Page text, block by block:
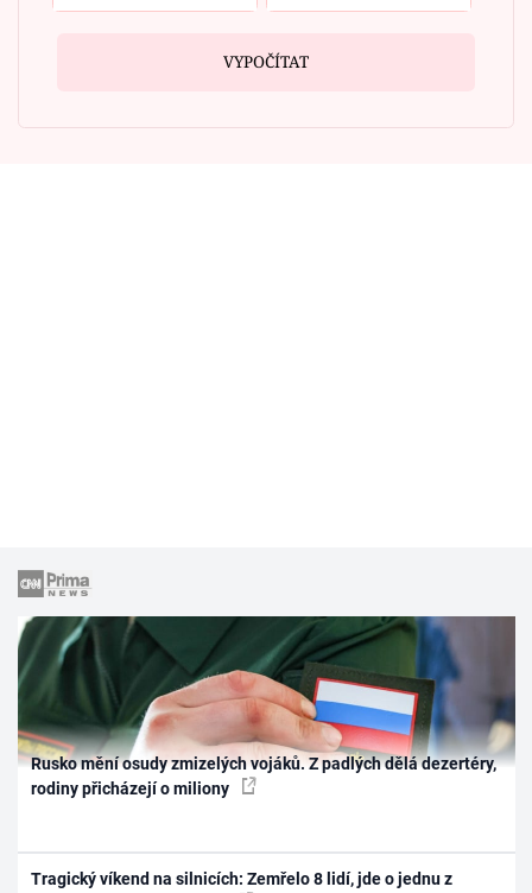
VYPOČÍTAT
Rusko mění osudy zmizelých vojáků. Z padlých dělá dezertéry,
rodiny přicházejí o miliony
Tragický víkend na silnicích: Zemřelo 8 lidí, jde o jednu z